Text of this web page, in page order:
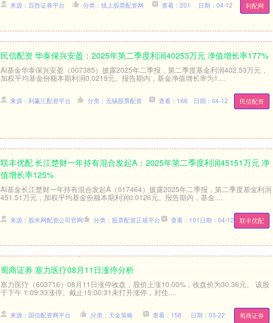
利配网
来源：百胜证券平台 分类：线上股票配资网 查看：201 日期：04-12
民信配资 华泰保兴安盈：2025年第二季度利润40253万元 净值增长率177%
AI基金华泰保兴安盈（007385）披露2025年二季报，第二季度基金利润402.53万元，
加权平均基金份额本期利润0.0219元。报告期内，基金净值增长率为1....
民信配资
来源：利赢汇配资平台 分类：无锡股票配资 查看：166 日期：04-12
联丰优配 长江楚财一年持有混合发起A：2025年第二季度利润45151万元 净
值增长率125%
AI基金长江楚财一年持有混合发起A（017464）披露2025年二季报，第二季度基金利润
451.51万元，加权平均基金份额本期利润0.0126元。报告期内，基金....
联丰优配
来源：股米网配资公司官网 分类：股票配资正规平台 查看：101 日期：04-12
蜀商证券 塞力医疗08月11日涨停分析
塞力医疗（603716）08月11日涨停收盘，股价上涨10.00%，收盘价为30.36元。 该股
于下午 1:09:33涨停。截止15:00:31未打开涨停，封住....
蜀商证券
来源：国信配资网平台 分类：天金策略 查看：158 日期：03-22